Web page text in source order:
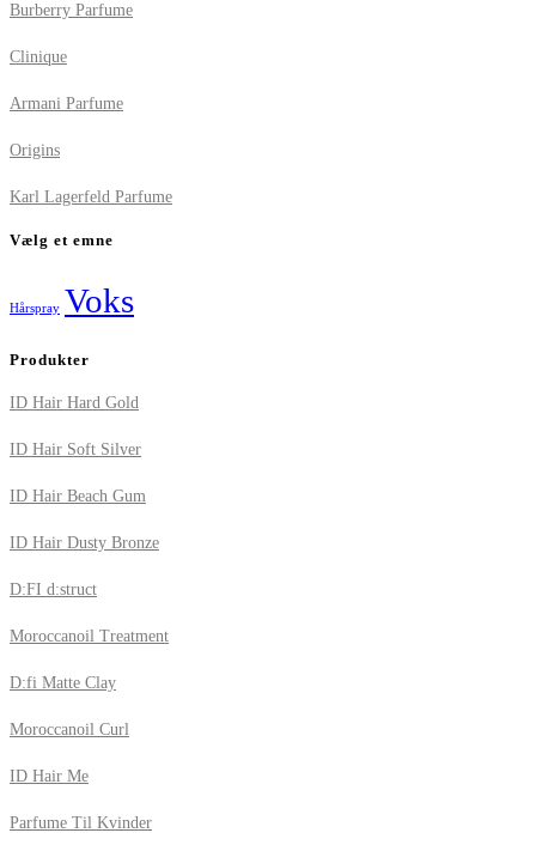
Burberry Parfume
Clinique
Armani Parfume
Origins
Karl Lagerfeld Parfume
Vælg et emne
Hårspray Voks
Produkter
ID Hair Hard Gold
ID Hair Soft Silver
ID Hair Beach Gum
ID Hair Dusty Bronze
D:FI d:struct
Moroccanoil Treatment
D:fi Matte Clay
Moroccanoil Curl
ID Hair Me
Parfume Til Kvinder